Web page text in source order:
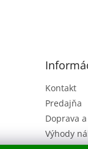
Kontakt
Predajňa
Doprava
Výhody